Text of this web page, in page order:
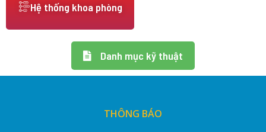
Hệ thống khoa phòng
Danh mục kỹ thuật
THÔNG BÁO